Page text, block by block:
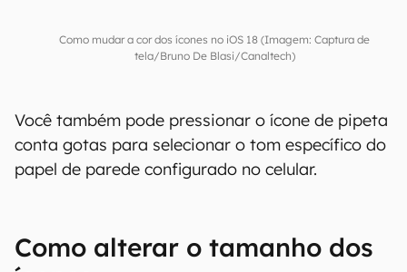
Como mudar a cor dos ícones no iOS 18 (Imagem: Captura de
tela/Bruno De Blasi/Canaltech)
Você também pode pressionar o ícone de pipeta
conta gotas para selecionar o tom específico do
papel de parede configurado no celular.
Como alterar o tamanho dos